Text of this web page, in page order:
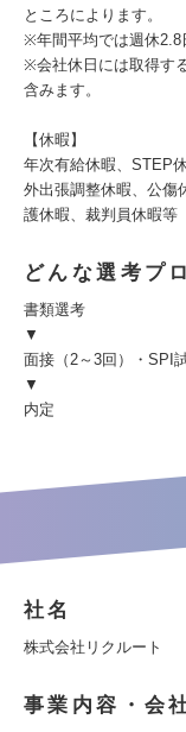
ところによります。
※年間平均では週休2.8
※会社休日には取得す
含みます。
【休暇】
年次有給休暇、STEP
外出張調整休暇、公傷
護休暇、裁判員休暇等
どんな選考プ
書類選考
▼
面接（2～3回）・SPI
▼
内定
社名
株式会社リクルート
事業内容・会